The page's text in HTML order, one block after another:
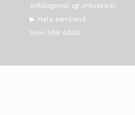
loftslagsmál og orkuskipti
▶ Hafa samband
Sími: 569 6000